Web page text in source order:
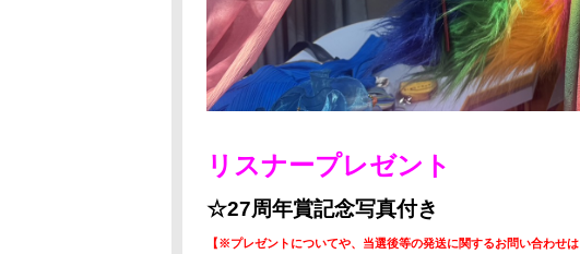
リスナープレゼント
☆27周年賞記念写真付き
【※プレゼントについてや、当選後等の発送に関するお問い合わせは